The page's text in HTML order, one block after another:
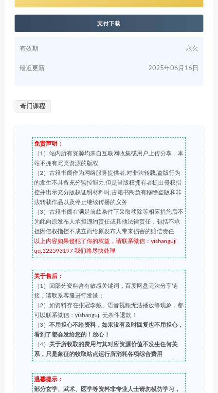
支付下载
有效期 永久
最近更新 2025年06月16日
奇门课程
免责声明：
（1）站内所有资源均来自互联网收集或用户上传分享，本
站不拥有此类资源的版权
（2）古籍书阁作为网络服务提供者,对非法转载,盗版行为
的发生不具备充分监控能力.但是当版权拥有者提出侵权指
控并出示充分版权证明材料时,古籍书阁负有移除盗版和非
法转载作品以及停止继续传播的义务
（3）古籍书阁在满足前款条件下采取移除等相应措施后不
为此向原发布人承担违约责任或其他法律责任，包括不承
担因侵权指控不成立而给原发布人带来损害的赔偿责任
以上内容如果侵犯了你的权益，请联系微信：yishanguji
qq:122593197 我们将尽快处理
关于售后：
（1）因部分资料含有敏感关键词，百度网盘无法分享链
接，请联系客服进行发送；
（2）如资料存在张冠李戴、语音视频无法播放等现象，都
可以联系微信：yishanguji 无条件退款！
（3） 不用担心不给资料，如果没有及时回复也不用担心，
看到了都会发给您的！放心！
（4） 关于所收取的费用与其对应资源价值不发生任何关
系，只是象征的收取站点运行所消耗各项综合费用
温馨提示：
部分玄学、武术、医学等资料非专业人士请勿模仿学习，